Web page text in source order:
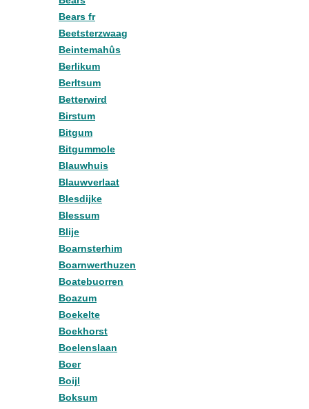
Bears fr
Beetsterzwaag
Beintemahûs
Berlikum
Berltsum
Betterwird
Birstum
Bitgum
Bitgummole
Blauwhuis
Blauwverlaat
Blesdijke
Blessum
Blije
Boarnsterhim
Boarnwerthuzen
Boatebuorren
Boazum
Boekelte
Boekhorst
Boelenslaan
Boer
Boijl
Boksum